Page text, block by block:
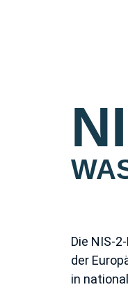
Die NIS-
der
in